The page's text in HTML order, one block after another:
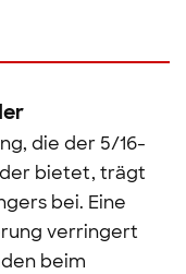
die der 5/16-
bietet, trägt
bei. Eine
verringert
beim